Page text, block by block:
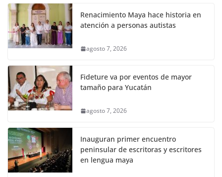
Renacimiento Maya hace historia en
atención a personas autistas
agosto 7, 2026
Fideture va por eventos de mayor
tamaño para Yucatán
agosto 7, 2026
Inauguran primer encuentro
peninsular de escritoras y escritores
en lengua maya